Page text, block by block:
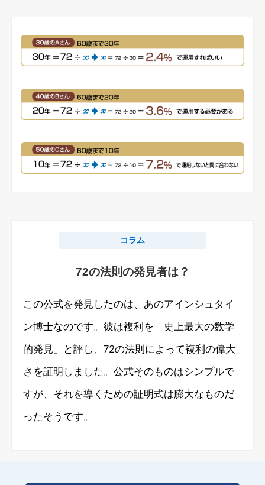
コラム
72の法則の発見者は？
この公式を発見したのは、あのアインシュタイ
ン博士なのです。彼は複利を「史上最大の数学
的発見」と評し、72の法則によって複利の偉大
さを証明しました。公式そのものはシンプルで
すが、それを導くための証明式は膨大なものだ
ったそうです。